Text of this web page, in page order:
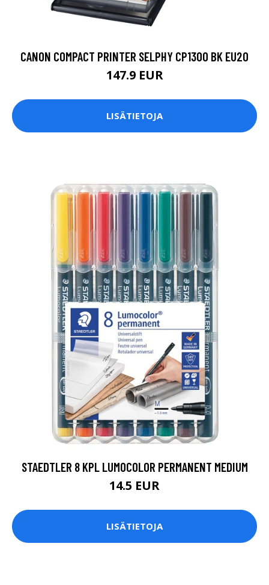
CANON COMPACT PRINTER SELPHY CP1300 BK EU20
147.9 EUR
LISÄTIETOJA
STAEDTLER 8 KPL LUMOCOLOR PERMANENT MEDIUM
14.5 EUR
LISÄTIETOJA